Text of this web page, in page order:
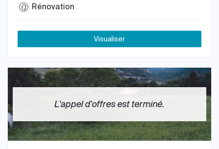
Rénovation
Visualiser
L'appel d'offres est terminé.